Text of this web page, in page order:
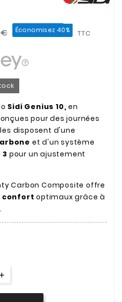
€ Économisez 40% TTC
Sidi Genius 10, en
pour des journées
disposent d'une
et d'un système
pour un ajustement
Carbon Composite offre
confortoptimaux grâce à